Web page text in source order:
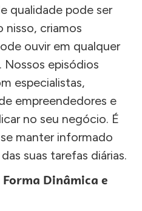
qualidade pode ser
nisso, criamos
ouvir em qualquer
Nossos episódios
especialistas,
empreendedores e
no seu negócio. É
manter informado
suas tarefas diárias.
Dinâmica e